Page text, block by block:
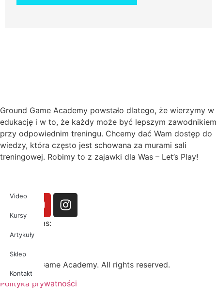
Ground Game Academy powstało dlatego, że wierzymy w
edukację i w to, że każdy może być lepszym zawodnikiem
przy odpowiednim treningu. Chcemy dać Wam dostęp do
wiedzy, która często jest schowana za murami sali
treningowej. Robimy to z zajawki dla Was – Let’s Play!
Video
Kursy
Artykuły
Sklep
Kontakt
Obserwuj nas:
© Ground Game Academy. All rights reserved.
Polityka prywatności